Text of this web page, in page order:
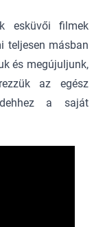
esküvői filmek
teljesen másban
és megújuljunk,
az egész
a saját